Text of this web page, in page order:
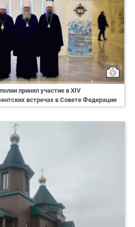
принял участие в XIV
встречах в Совете Федерации